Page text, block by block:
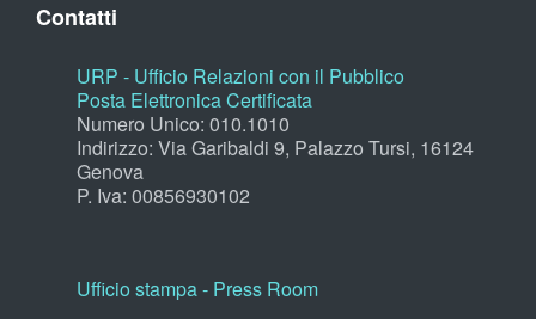
Contatti
URP - Ufficio Relazioni con il Pubblico
Posta Elettronica Certificata
Numero Unico: 010.1010
Indirizzo: Via Garibaldi 9, Palazzo Tursi, 16124
Genova
P. Iva: 00856930102
Ufficio stampa - Press Room